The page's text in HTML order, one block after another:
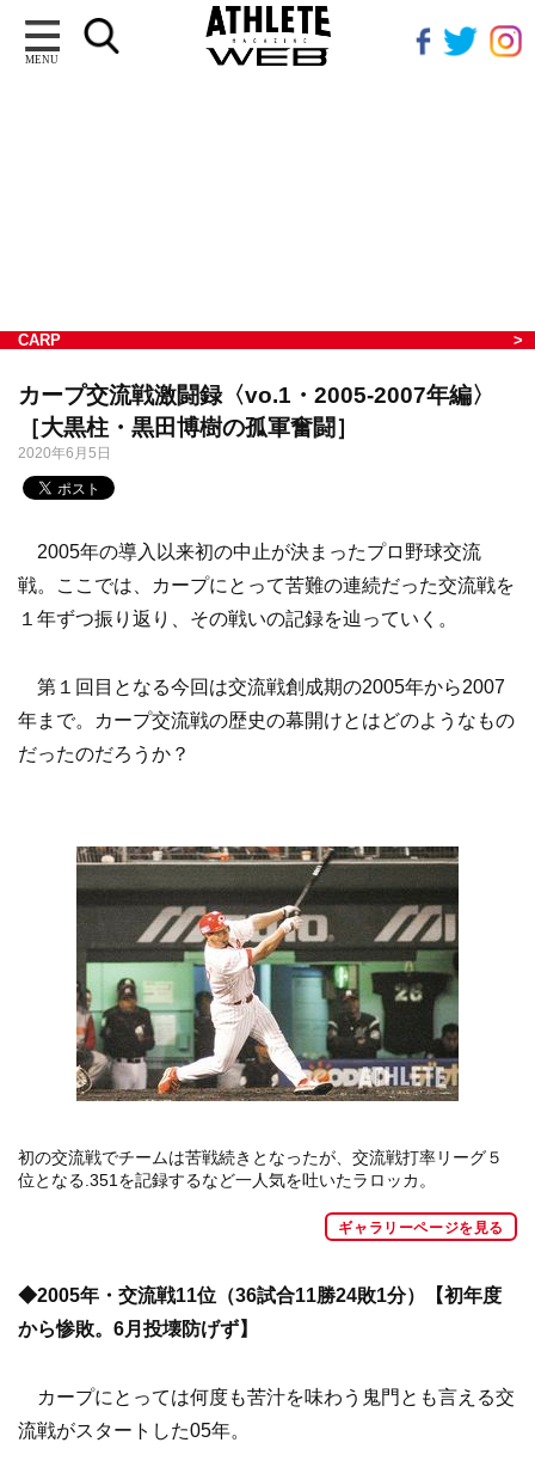
MENU
CARP
カープ交流戦激闘録〈vo.1・2005-2007年編〉
［大黒柱・黒田博樹の孤軍奮闘］
2020年6月5日
2005年の導入以来初の中止が決まったプロ野球交流
戦。ここでは、カープにとって苦難の連続だった交流戦を
１年ずつ振り返り、その戦いの記録を辿っていく。
第１回目となる今回は交流戦創成期の2005年から2007
年まで。カープ交流戦の歴史の幕開けとはどのようなもの
だったのだろうか？
初の交流戦でチームは苦戦続きとなったが、交流戦打率リーグ５
位となる.351を記録するなど一人気を吐いたラロッカ。
ギャラリーページを見る
◆2005年・交流戦11位（36試合11勝24敗1分）【初年度
から惨敗。6月投壊防げず】
カープにとっては何度も苦汁を味わう鬼門とも言える交
流戦がスタートした05年。